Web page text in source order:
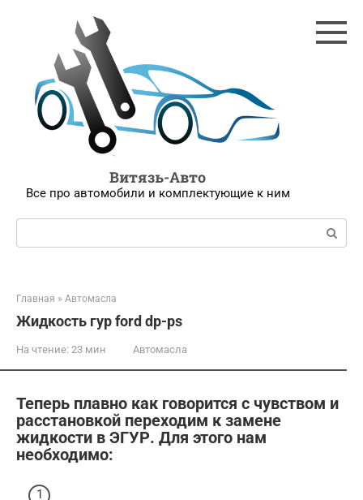
Витязь-Авто
Все про автомобили и комплектующие к ним
Поиск:
Главная » Автомасла
Жидкость гур ford dp-ps
На чтение: 23 мин Автомасла
Теперь плавно как говорится с чувством и
расстановкой переходим к замене
жидкости в ЭГУР. Для этого нам
необходимо: